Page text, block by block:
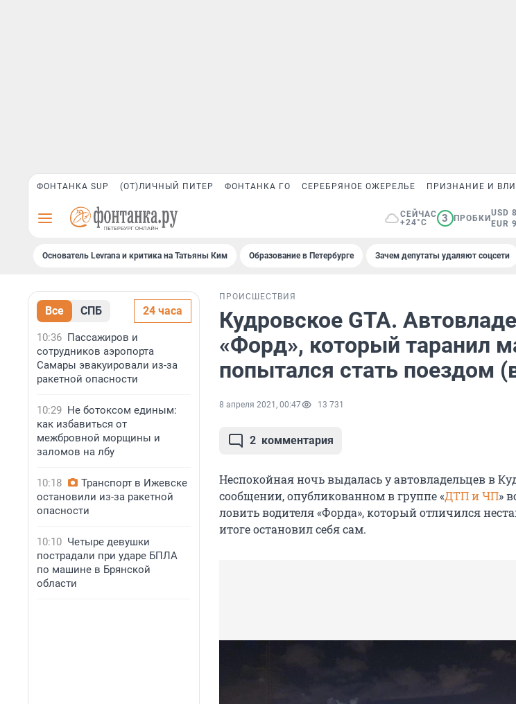
ФОНТАНКА SUP (ОТ)ЛИЧНЫЙ ПИТЕР ФОНТАНКА ГО СЕРЕБРЯНОЕ ОЖЕРЕЛЬЕ ПРИЗНАНИЕ И
СЕЙЧАС
+24°C
3 ПРОБКИ
USD
EUR
Основатель Levrana и критика на Татьяны Ким Образование в Петербурге Зачем депутаты удаляют соцсети
Все СПБ 24 часа
10:36 Пассажиров и
сотрудников аэропорта
Самары эвакуировали из-за
ракетной опасности
10:29 Не ботоксом единым:
как избавиться от
межбровной морщины и
заломов на лбу
10:18
Транспорт в Ижевске
остановили из-за ракетной
опасности
10:10 Четыре девушки
пострадали при ударе БПЛА
по машине в Брянской
области
ПРОИСШЕСТВИЯ
Кудровское GTA.
«Форд», который таранил
попытался стать поездом
8 апреля 2021, 00:47 13 731
2 комментария
Неспокойная ночь выдалась у автовладельцев в
сообщении, опубликованном в группе «ДТП и ЧП»
ловить водителя «Форда», который отличился
итоге остановил себя сам.